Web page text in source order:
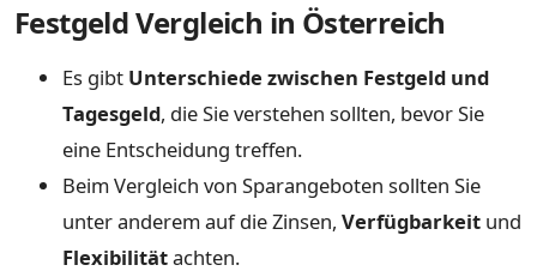
Festgeld Vergleich in Österreich
Es gibt Unterschiede zwischen Festgeld und
Tagesgeld, die Sie verstehen sollten, bevor Sie
eine Entscheidung treffen.
Beim Vergleich von Sparangeboten sollten Sie
unter anderem auf die Zinsen, Verfügbarkeit und
Flexibilitätachten.